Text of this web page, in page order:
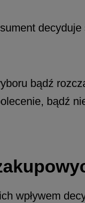
bądź
bądź
wpływem